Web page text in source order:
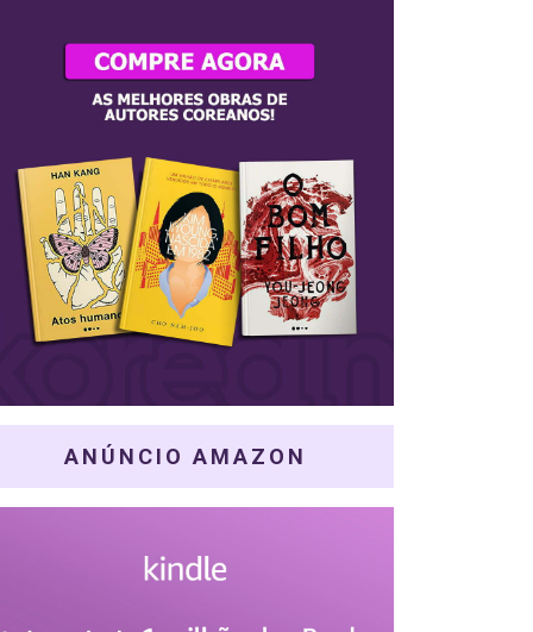
ANÚNCIO AMAZON